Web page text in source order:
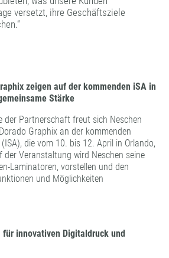
versetzt, ihre Geschäftsziele
zeigen auf der kommenden iSA in
Stärke
der Partnerschaft freut sich Neschen
Graphix an der kommenden
die vom 10. bis 12. April in Orlando,
der Veranstaltung wird Neschen seine
Laminatoren, vorstellen und den
und Möglichkeiten
für innovativen Digitaldruck und